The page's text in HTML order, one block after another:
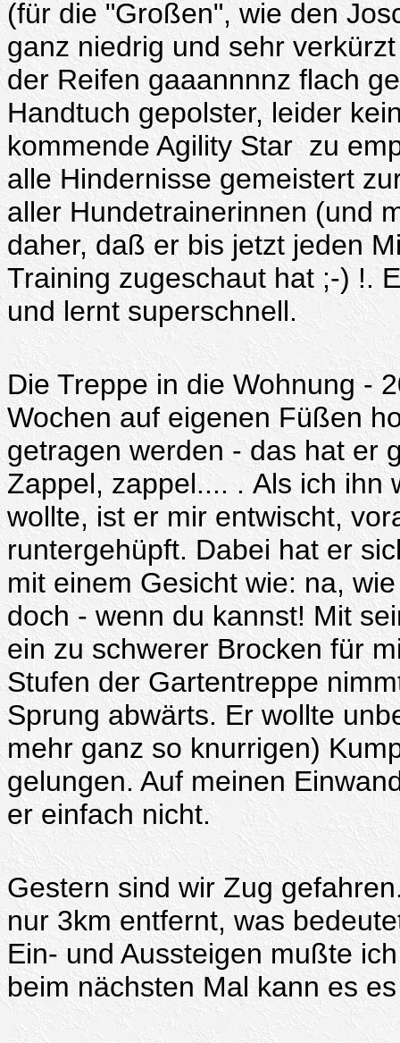
(für die "Großen", wie den
ganz niedrig und sehr
der Reifen gaaannnnz flach
Handtuch gepolster, leider
kommende Agility Star zu
alle Hindernisse gemeistert
aller Hundetrainerinnen (und
daher, daß er bis jetzt jeden
Training zugeschaut hat ;-) !.
und lernt superschnell.
Die Treppe in die Wohnung -
Wochen auf eigenen Füßen
getragen werden - das hat er
Zappel, zappel.... . Als ich ihn
wollte, ist er mir entwischt,
runtergehüpft. Dabei hat er
mit einem Gesicht wie: na,
doch - wenn du kannst! Mit
ein zu schwerer Brocken für
Stufen der Gartentreppe
Sprung abwärts. Er wollte
mehr ganz so knurrigen)
gelungen. Auf meinen
er einfach nicht.
Gestern sind wir Zug
nur 3km entfernt, was
Ein- und Aussteigen mußte
beim nächsten Mal kann es